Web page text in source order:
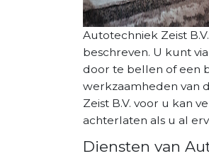
Autotechniek Zeist
beschreven. U kunt
door te bellen of een
werkzaamheden van
Zeist B.V. voor u kan
achterlaten als u al
Diensten van